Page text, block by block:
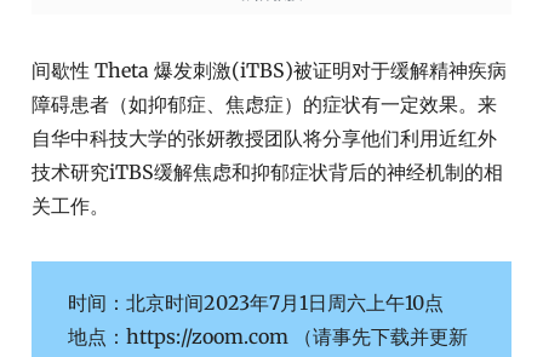
间歇性 Theta 爆发刺激(iTBS)被证明对于缓解精神疾病
障碍患者（如抑郁症、焦虑症）的症状有一定效果。来
自华中科技大学的张妍教授团队将分享他们利用近红外
技术研究iTBS缓解焦虑和抑郁症状背后的神经机制的相
关工作。
时间：北京时间2023年7月1日周六上午10点
地点：https://zoom.com （请事先下载并更新